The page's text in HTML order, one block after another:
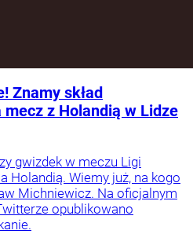
Znamy skład
z Holandią w Lidze
gwizdek w meczu Ligi
Holandią. Wiemy już, na kogo
Michniewicz. Na oficjalnym
opublikowano